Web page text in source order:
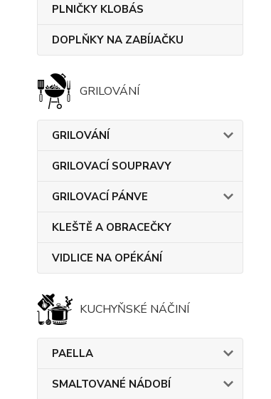
PLNIČKY KLOBÁS
DOPLŇKY NA ZABÍJAČKU
GRILOVÁNÍ
GRILOVÁNÍ
GRILOVACÍ SOUPRAVY
GRILOVACÍ PÁNVE
KLEŠTĚ A OBRACEČKY
VIDLICE NA OPÉKÁNÍ
KUCHYŇSKÉ NÁČINÍ
PAELLA
SMALTOVANÉ NÁDOBÍ